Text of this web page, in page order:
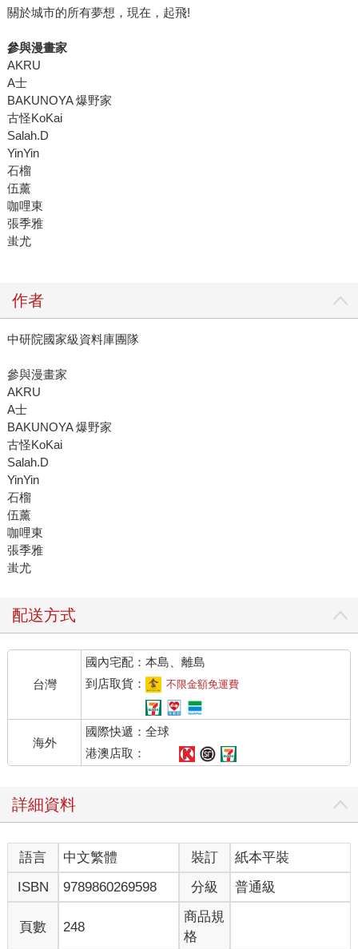
關於城市的所有夢想，現在，起飛!
參與漫畫家
AKRU
A士
BAKUNOYA 爆野家
古怪KoKai
Salah.D
YinYin
石榴
伍薰
咖哩東
張季雅
蚩尤
作者
中研院國家級資料庫團隊
參與漫畫家
AKRU
A士
BAKUNOYA 爆野家
古怪KoKai
Salah.D
YinYin
石榴
伍薰
咖哩東
張季雅
蚩尤
配送方式
台灣
國內宅配：本島、離島
到店取貨：
不限金額免運費
海外
國際快遞：全球
港澳店取：
詳細資料
語言 中文繁體 裝訂
紙本平裝
ISBN
9789860269598 分級 普通級
頁數 248
商品規
格